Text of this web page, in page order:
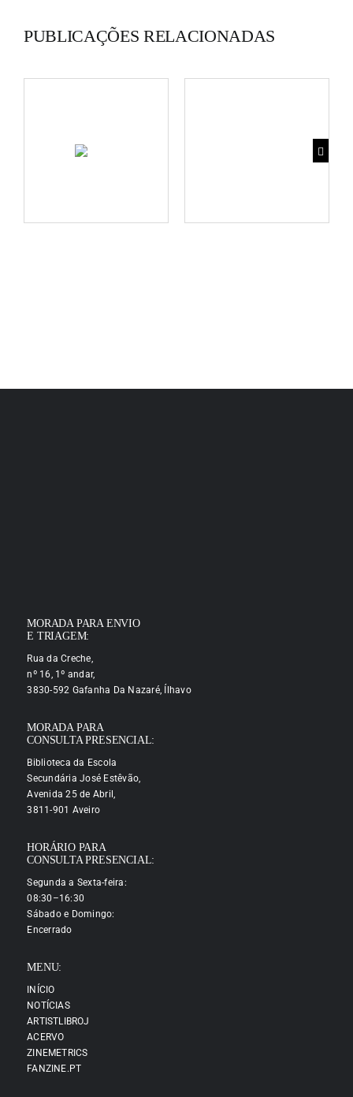
PUBLICAÇÕES RELACIONADAS
MORADA PARA ENVIO
E TRIAGEM:
Rua da Creche,
nº 16, 1º andar,
3830-592 Gafanha Da Nazaré, Ílhavo
MORADA PARA
CONSULTA PRESENCIAL:
Biblioteca da Escola
Secundária José Estêvão,
Avenida 25 de Abril,
3811-901 Aveiro
HORÁRIO PARA
CONSULTA PRESENCIAL:
Segunda a Sexta-feira:
08:30–16:30
Sábado e Domingo:
Encerrado
MENU:
INÍCIO
NOTÍCIAS
ARTISTLIBROJ
ACERVO
ZINEMETRICS
FANZINE.PT